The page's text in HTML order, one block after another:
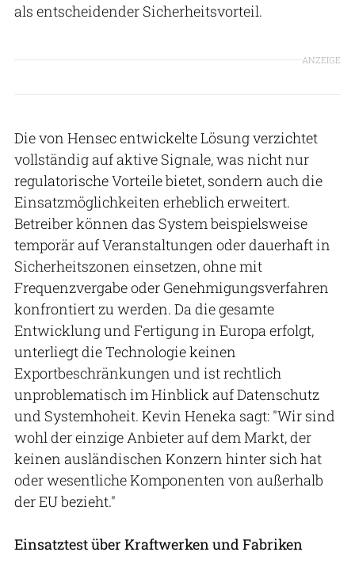
als entscheidender Sicherheitsvorteil.
ANZEIGE
Die von Hensec entwickelte Lösung verzichtet
vollständig auf aktive Signale, was nicht nur
regulatorische Vorteile bietet, sondern auch die
Einsatzmöglichkeiten erheblich erweitert.
Betreiber können das System beispielsweise
temporär auf Veranstaltungen oder dauerhaft in
Sicherheitszonen einsetzen, ohne mit
Frequenzvergabe oder Genehmigungsverfahren
konfrontiert zu werden. Da die gesamte
Entwicklung und Fertigung in Europa erfolgt,
unterliegt die Technologie keinen
Exportbeschränkungen und ist rechtlich
unproblematisch im Hinblick auf Datenschutz
und Systemhoheit. Kevin Heneka sagt: "Wir sind
wohl der einzige Anbieter auf dem Markt, der
keinen ausländischen Konzern hinter sich hat
oder wesentliche Komponenten von außerhalb
der EU bezieht."
Einsatztest über Kraftwerken und Fabriken